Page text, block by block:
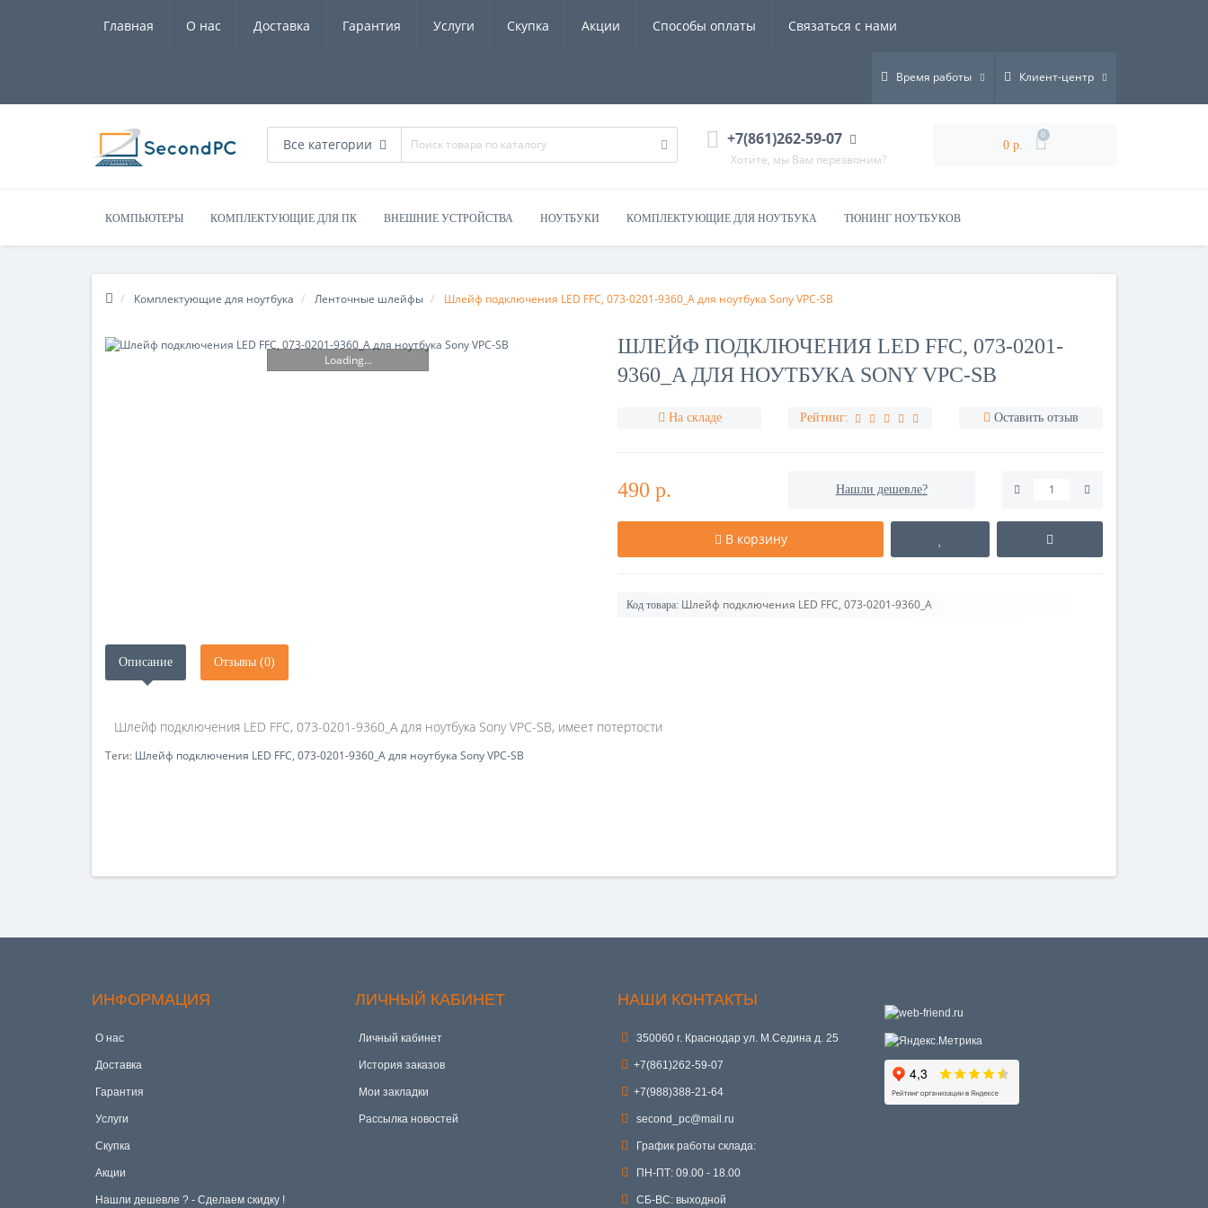
Главная О нас Доставка Гарантия Услуги Скупка Акции Способы оплаты Связаться с нами
Время работы Клиент-центр
Все категории +7(861)262-59-07
Хотите, мы Вам перезвоним?
0 р.
0
КОМПЬЮТЕРЫ КОМПЛЕКТУЮЩИЕ ДЛЯ ПК ВНЕШНИЕ УСТРОЙСТВА НОУТБУКИ КОМПЛЕКТУЮЩИЕ ДЛЯ НОУТБУКА ТЮНИНГ НОУТБУКОВ
Комплектующие для ноутбука Ленточные шлейфы Шлейф подключения LED FFC, 073-0201-9360_A для ноутбука Sony VPC-SB
Loading...
ШЛЕЙФ ПОДКЛЮЧЕНИЯ LED FFC, 073-0201-
9360_A ДЛЯ НОУТБУКА SONY VPC-SB
На складе Рейтинг: Оставить отзыв
490 р. Нашли дешевле?
В корзину
Код товара: Шлейф подключения LED FFC, 073-0201-9360_A
Описание Отзывы (0)
Шлейф подключения LED FFC, 073-0201-9360_A для ноутбука Sony VPC-SB, имеет потертости
Теги: Шлейф подключения LED FFC, 073-0201-9360_A для ноутбука Sony VPC-SB
ИНФОРМАЦИЯ
О нас
Доставка
Гарантия
Услуги
Скупка
Акции
Hашли дешевле ? - Сделаем скидку !
ЛИЧНЫЙ КАБИНЕТ
Личный кабинет
История заказов
Мои закладки
Рассылка новостей
НАШИ КОНТАКТЫ
350060 г. Краснодар ул. М.Седина д. 25
+7(861)262-59-07
+7(988)388-21-64
second_pc@mail.ru
График работы склада:
ПН-ПТ: 09.00 - 18.00
СБ-ВС: выходной